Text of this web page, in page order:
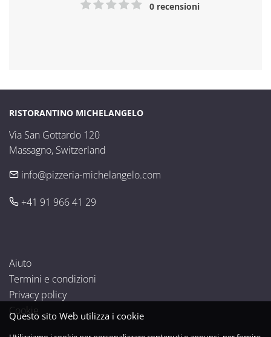
0 recensioni
RISTORANTINO MICHELANGELO
Via San Gottardo 120
Massagno, Switzerland
info@pizzeria-michelangelo.com
+41 91 966 41 29
Aiuto
Termini e condizioni
Privacy policy
Cookie
Questo sito Web utilizza i cookie